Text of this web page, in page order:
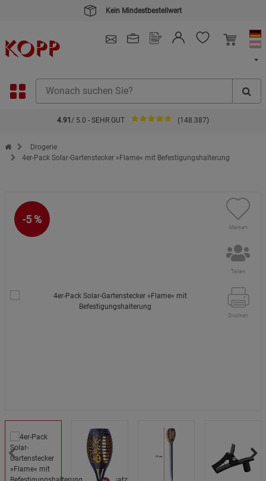
Kein Mindestbestellwert
4.91 / 5.0 - SEHR GUT (148.387)
Zur Startseite des Kopp Verlag Online-Shop
Drogerie
4er-Pack Solar-Gartenstecker »Flame« mit Befestigungshalterung
-5 %
Merken
Teilen
Drucken